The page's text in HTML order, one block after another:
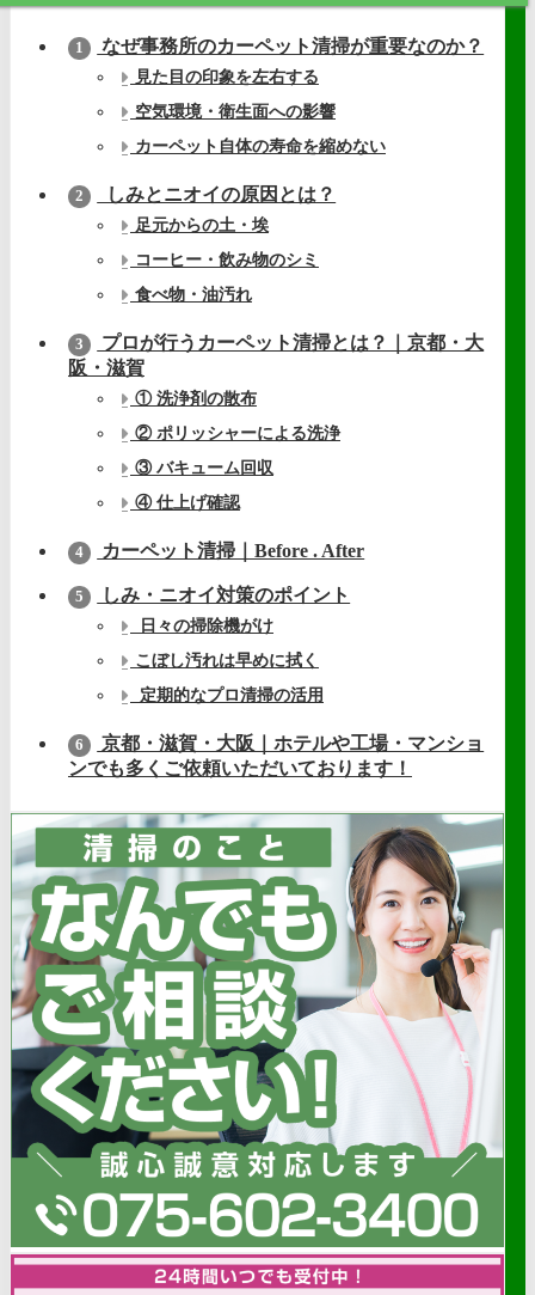
1 なぜ事務所のカーペット清掃が重要なのか？
見た目の印象を左右する
空気環境・衛生面への影響
カーペット自体の寿命を縮めない
2 しみとニオイの原因とは？
足元からの土・埃
コーヒー・飲み物のシミ
食べ物・油汚れ
3
プロが行うカーペット清掃とは？｜京都・大
阪・滋賀
① 洗浄剤の散布
② ポリッシャーによる洗浄
③ バキューム回収
④ 仕上げ確認
4 カーペット清掃｜Before . After
5 しみ・ニオイ対策のポイント
日々の掃除機がけ
こぼし汚れは早めに拭く
定期的なプロ清掃の活用
6
京都・滋賀・大阪｜ホテルや工場・マンショ
ンでも多くご依頼いただいております！